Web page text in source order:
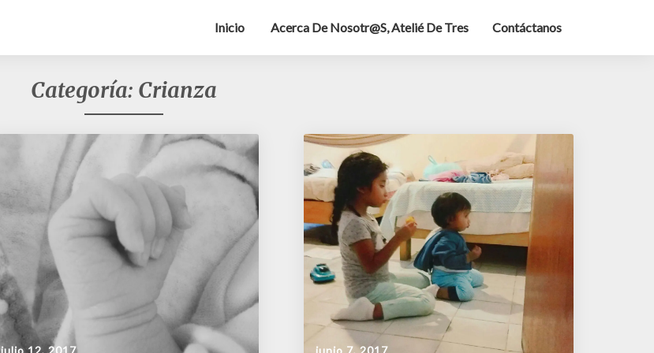
Inicio Acerca De Nosotr@s, Atelié De Tres Contáctanos
Categoría: Crianza
julio 12, 2017 junio 7, 2017